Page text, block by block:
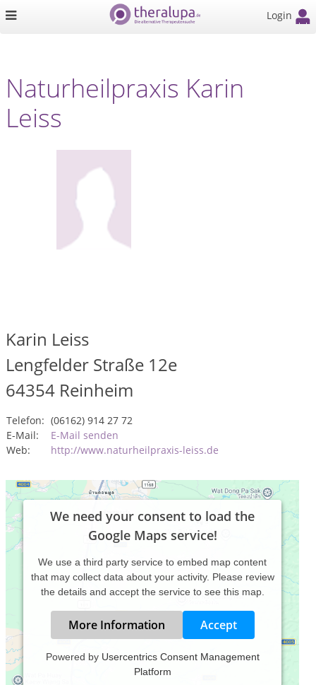
Login
Naturheilpraxis Karin
Leiss
Karin Leiss
Lengfelder Straße 12e
64354 Reinheim
Telefon: (06162) 914 27 72
E-Mail:
E-Mail senden
Web:
http://www.naturheilpraxis-leiss.de
We need your consent to load the
Google Maps service!
We use a third party service to embed map content
that may collect data about your activity. Please review
the details and accept the service to see this map.
More Information Accept
Powered by Usercentrics Consent Management
Platform
Praxiszeiten: